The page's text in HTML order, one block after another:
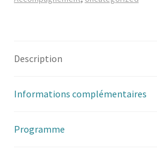
Description
Informations complémentaires
Programme